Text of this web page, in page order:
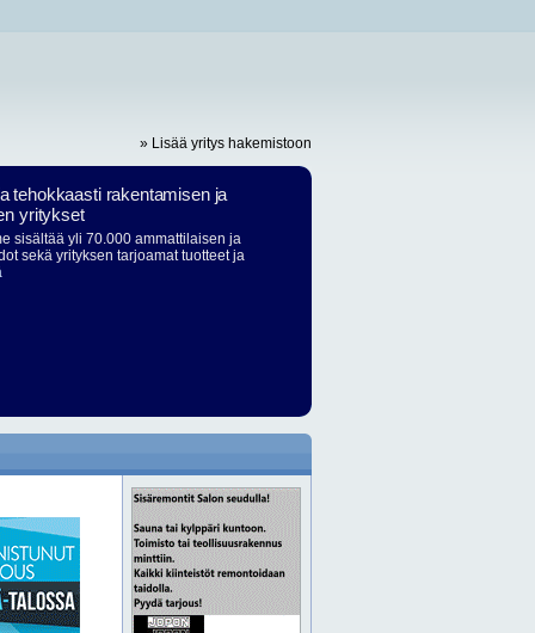
» Lisää yritys hakemistoon
tehokkaasti rakentamisen ja
yritykset
sisältää yli 70.000 ammattilaisen ja
sekä yrityksen tarjoamat tuotteet ja